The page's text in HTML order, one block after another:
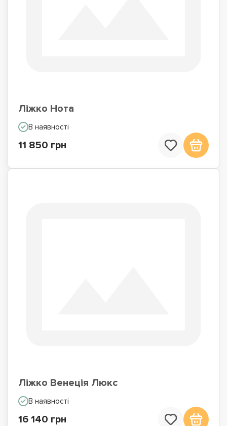
Ліжко Нота
В наявності
11 850 грн
Ліжко Венеція Люкс
В наявності
16 140 грн